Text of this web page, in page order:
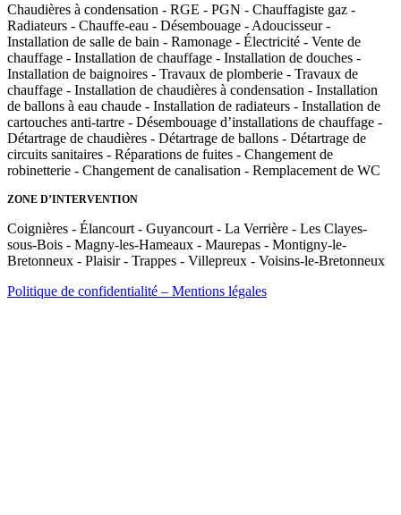
Chaudières à condensation - RGE - PGN - Chauffagiste gaz -
Radiateurs - Chauffe-eau - Désembouage - Adoucisseur -
Installation de salle de bain - Ramonage - Électricité - Vente de
chauffage - Installation de chauffage - Installation de douches -
Installation de baignoires - Travaux de plomberie - Travaux de
chauffage - Installation de chaudières à condensation - Installation
de ballons à eau chaude - Installation de radiateurs - Installation de
cartouches anti-tartre - Désembouage d’installations de chauffage -
Détartrage de chaudières - Détartrage de ballons - Détartrage de
circuits sanitaires - Réparations de fuites - Changement de
robinetterie - Changement de canalisation - Remplacement de WC
ZONE D’INTERVENTION
Coignières - Élancourt - Guyancourt - La Verrière - Les Clayes-
sous-Bois - Magny-les-Hameaux - Maurepas - Montigny-le-
Bretonneux - Plaisir - Trappes - Villepreux - Voisins-le-Bretonneux
Politique de confidentialité – Mentions légales